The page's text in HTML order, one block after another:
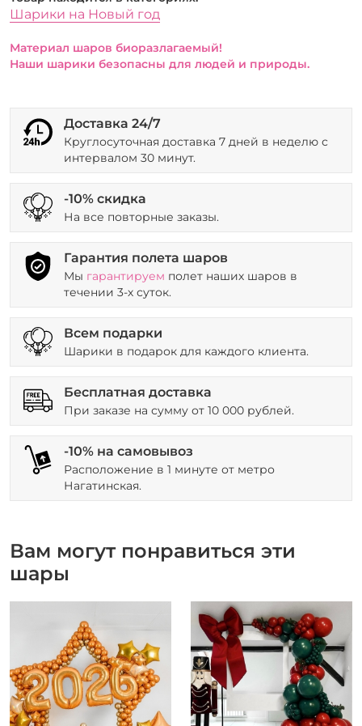
Шарики на Новый год
Материал шаров биоразлагаемый!
Наши шарики безопасны для людей и природы.
Доставка 24/7
Круглосуточная доставка 7 дней в неделю с
интервалом 30 минут.
-10% скидка
На все повторные заказы.
Гарантия полета шаров
Мы гарантируем полет наших шаров в
течении 3-х суток.
Всем подарки
Шарики в подарок для каждого клиента.
Бесплатная доставка
При заказе на сумму от 10 000 рублей.
-10% на самовывоз
Расположение в 1 минуте от метро
Нагатинская.
Вам могут понравиться эти
шары